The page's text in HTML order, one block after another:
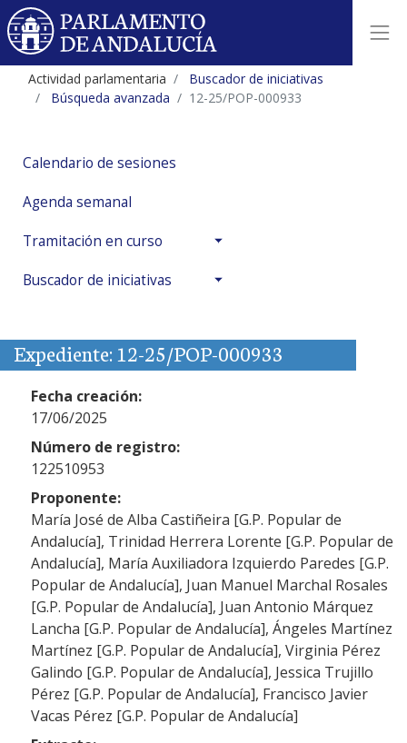
Actividad parlamentaria
Buscador de iniciativas
Búsqueda avanzada
12-25/POP-000933
Calendario de sesiones
Agenda semanal
Tramitación en curso
Buscador de iniciativas
Expediente: 12-25/POP-000933
Fecha creación:
17/06/2025
Número de registro:
122510953
Proponente:
María José de Alba Castiñeira [G.P. Popular de
Andalucía], Trinidad Herrera Lorente [G.P. Popular de
Andalucía], María Auxiliadora Izquierdo Paredes [G.P.
Popular de Andalucía], Juan Manuel Marchal Rosales
[G.P. Popular de Andalucía], Juan Antonio Márquez
Lancha [G.P. Popular de Andalucía], Ángeles Martínez
Martínez [G.P. Popular de Andalucía], Virginia Pérez
Galindo [G.P. Popular de Andalucía], Jessica Trujillo
Pérez [G.P. Popular de Andalucía], Francisco Javier
Vacas Pérez [G.P. Popular de Andalucía]